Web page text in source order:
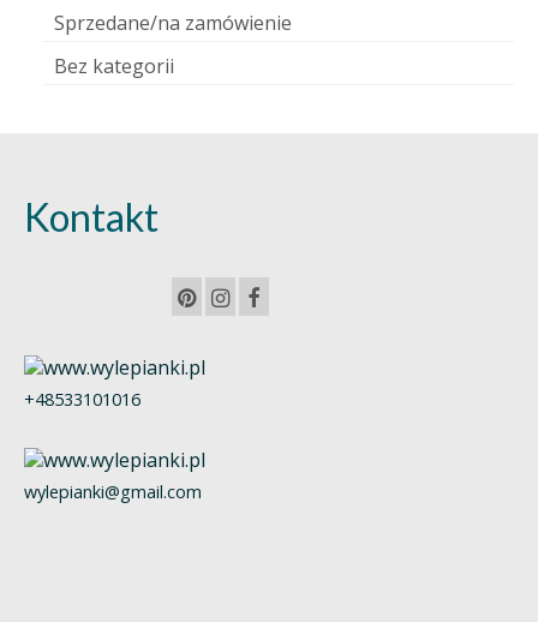
Sprzedane/na zamówienie
Bez kategorii
Kontakt
+48533101016
wylepianki@gmail.com